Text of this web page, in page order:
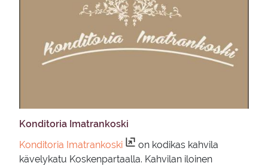
Kon­di­to­ria Imat­ran­kos­ki
Konditoria Imatrankoski
on kodikas kahvila
kävelykatu Koskenpartaalla. Kahvilan iloinen